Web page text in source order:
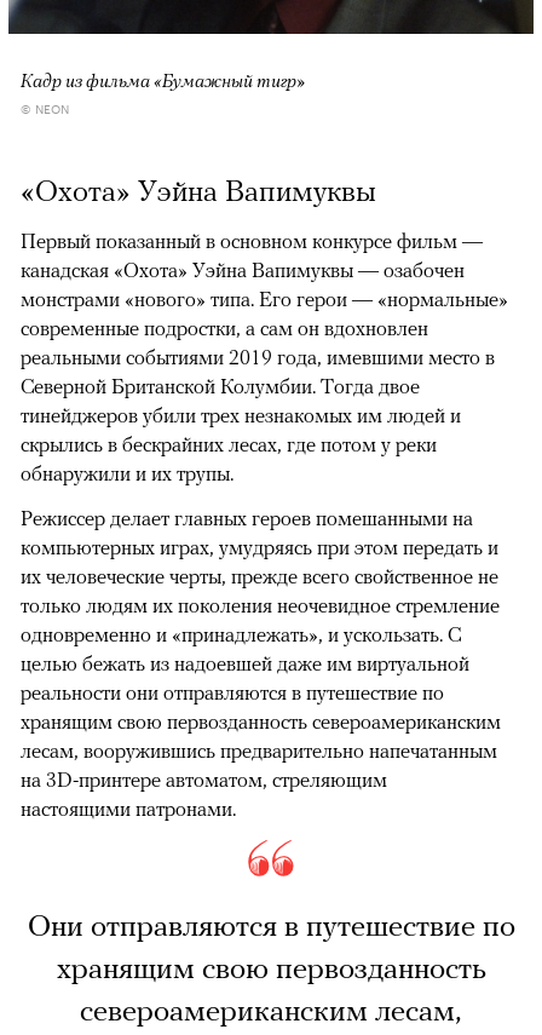
Кадр из фильма «Бумажный тигр»
© NEON
«Охота» Уэйна Вапимуквы
Первый показанный в основном конкурсе фильм —
канадская «Охота» Уэйна Вапимуквы — озабочен
монстрами «нового» типа. Его герои — «нормальные»
современные подростки, а сам он вдохновлен
реальными событиями 2019 года, имевшими место в
Северной Британской Колумбии. Тогда двое
тинейджеров убили трех незнакомых им людей и
скрылись в бескрайних лесах, где потом у реки
обнаружили и их трупы.
Режиссер делает главных героев помешанными на
компьютерных играх, умудряясь при этом передать и
их человеческие черты, прежде всего свойственное не
только людям их поколения неочевидное стремление
одновременно и «принадлежать», и ускользать. С
целью бежать из надоевшей даже им виртуальной
реальности они отправляются в путешествие по
хранящим свою первозданность североамериканским
лесам, вооружившись предварительно напечатанным
на 3D-принтере автоматом, стреляющим
настоящими патронами.
Они отправляются в путешествие по
хранящим свою первозданность
североамериканским лесам,